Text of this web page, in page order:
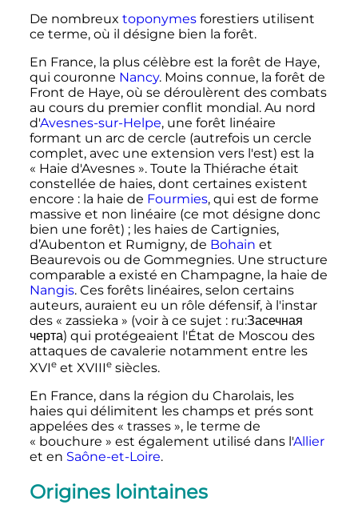
De nombreux toponymesforestiers utilisent
ce terme, où il désigne bien la forêt.
En France, la plus célèbre est la forêt de Haye,
qui couronne Nancy. Moins connue, la forêt de
Front de Haye, où se déroulèrent des combats
au cours du premier conflit mondial. Au nord
d'Avesnes-sur-Helpe, une forêt linéaire
formant un arc de cercle (autrefois un cercle
complet, avec une extension vers l'est) est la
« Haie d'Avesnes ». Toute la Thiérache était
constellée de haies, dont certaines existent
encore : la haie de Fourmies, qui est de forme
massive et non linéaire (ce mot désigne donc
bien une forêt) ; les haies de Cartignies,
d’Aubenton et Rumigny, de Bohain et
Beaurevois ou de Gommegnies. Une structure
comparable a existé en Champagne, la haie de
Nangis. Ces forêts linéaires, selon certains
auteurs, auraient eu un rôle défensif, à l'instar
des « zassieka » (voir à ce sujet : ru:Засечная
черта) qui protégeaient l'État de Moscou des
attaques de cavalerie notamment entre les
XVIe et XVIIIe siècles.
En France, dans la région du Charolais, les
haies qui délimitent les champs et prés sont
appelées des « trasses », le terme de
« bouchure » est également utilisé dans l'Allier
et en Saône-et-Loire.
Origines lointaines